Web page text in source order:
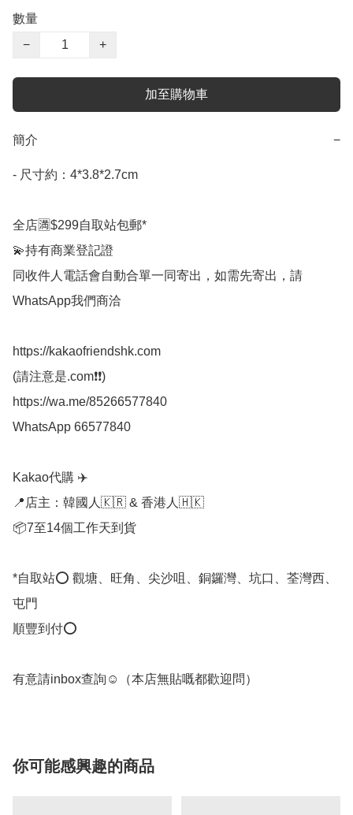
數量
−
+
加至購物車
簡介 −
- 尺寸約：4*3.8*2.7cm
全店🈵$299自取站包郵*
💫持有商業登記證
同收件人電話會自動合單一同寄出，如需先寄出，請
WhatsApp我們商洽
https://kakaofriendshk.com
(請注意是.com❗❗)
https://wa.me/85266577840
WhatsApp 66577840
Kakao代購 ✈️
📍店主：韓國人🇰🇷 & 香港人🇭🇰
📦7至14個工作天到貨
*自取站⭕ 觀塘、旺角、尖沙咀、銅鑼灣、坑口、荃灣西、
屯門
順豐到付⭕
有意請inbox查詢☺️（本店無貼嘅都歡迎問） 
你可能感興趣的商品